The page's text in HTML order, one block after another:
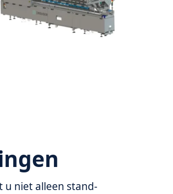
u niet alleen stand-